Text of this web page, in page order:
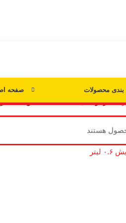
بندی محصولات صفحه
/شیکر نو مدل Fitness گنجایش ۰.۶ لیتر
هستند